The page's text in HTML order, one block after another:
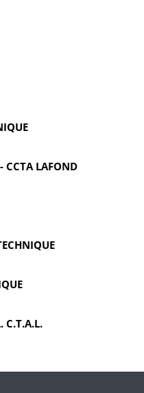
CCTA LAFOND
C.T.A.L.